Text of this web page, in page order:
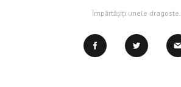
Împărtășiți unele dragoste.